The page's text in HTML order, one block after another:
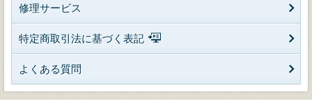
修理サービス
特定商取引法に基づく表記
よくある質問